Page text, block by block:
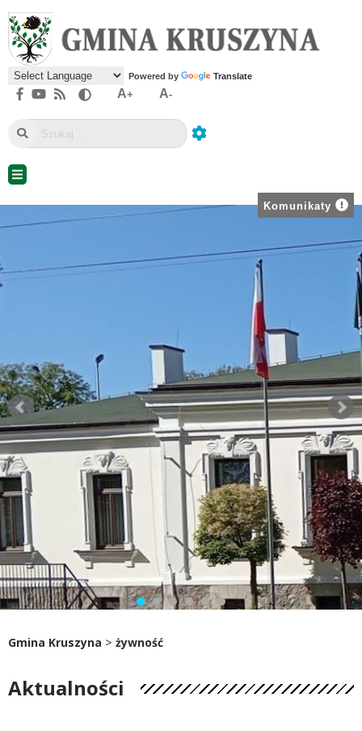
Powered by Translate
A+ A-
Komunikaty
Gmina Kruszyna > żywność
Aktualności